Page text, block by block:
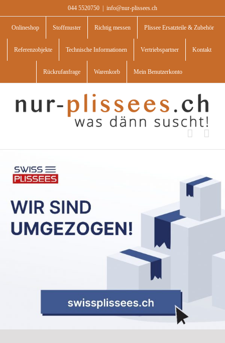
to
content
044 5520750 info@nur-plissees.ch
Onlineshop Stoffmuster Richtig messen Plissee Ersatzteile & Zubehör
Referenzobjekte Technische Informationen Vertriebspartner Kontakt
Rückrufanfrage Warenkorb Mein Benutzerkonto